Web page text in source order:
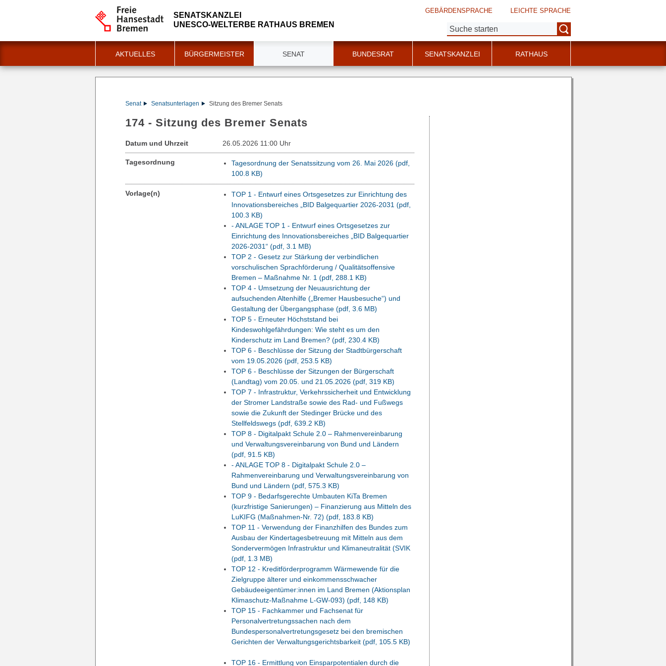
SENATSKANZLEI
UNESCO-WELTERBE RATHAUS BREMEN
GEBÄRDENSPRACHE LEICHTE SPRACHE
Suche:
AKTUELLES BÜRGERMEISTER SENAT BUNDESRAT SENATSKANZLEI RATHAUS
Senat Senatsunterlagen Sitzung des Bremer Senats
174 - Sitzung des Bremer Senats
Datum und Uhrzeit 26.05.2026 11:00 Uhr
Tagesordnung Tagesordnung der Senatssitzung vom 26. Mai 2026 (pdf,
100.8 KB)
Vorlage(n)
TOP 1 - Entwurf eines Ortsgesetzes zur Einrichtung des
Innovationsbereiches „BID Balgequartier 2026-2031 (pdf,
100.3 KB)
- ANLAGE TOP 1 - Entwurf eines Ortsgesetzes zur
Einrichtung des Innovationsbereiches „BID Balgequartier
2026-2031“ (pdf, 3.1 MB)
TOP 2 - Gesetz zur Stärkung der verbindlichen
vorschulischen Sprachförderung / Qualitätsoffensive
Bremen – Maßnahme Nr. 1 (pdf, 288.1 KB)
TOP 4 - Umsetzung der Neuausrichtung der
aufsuchenden Altenhilfe („Bremer Hausbesuche“) und
Gestaltung der Übergangsphase (pdf, 3.6 MB)
TOP 5 - Erneuter Höchststand bei
Kindeswohlgefährdungen: Wie steht es um den
Kinderschutz im Land Bremen? (pdf, 230.4 KB)
TOP 6 - Beschlüsse der Sitzung der Stadtbürgerschaft
vom 19.05.2026 (pdf, 253.5 KB)
TOP 6 - Beschlüsse der Sitzungen der Bürgerschaft
(Landtag) vom 20.05. und 21.05.2026 (pdf, 319 KB)
TOP 7 - Infrastruktur, Verkehrssicherheit und Entwicklung
der Stromer Landstraße sowie des Rad- und Fußwegs
sowie die Zukunft der Stedinger Brücke und des
Stellfeldswegs (pdf, 639.2 KB)
TOP 8 - Digitalpakt Schule 2.0 – Rahmenvereinbarung
und Verwaltungsvereinbarung von Bund und Ländern
(pdf, 91.5 KB)
- ANLAGE TOP 8 - Digitalpakt Schule 2.0 –
Rahmenvereinbarung und Verwaltungsvereinbarung von
Bund und Ländern (pdf, 575.3 KB)
TOP 9 - Bedarfsgerechte Umbauten KiTa Bremen
(kurzfristige Sanierungen) – Finanzierung aus Mitteln des
LuKIFG (Maßnahmen-Nr. 72) (pdf, 183.8 KB)
TOP 11 - Verwendung der Finanzhilfen des Bundes zum
Ausbau der Kindertagesbetreuung mit Mitteln aus dem
Sondervermögen Infrastruktur und Klimaneutralität (SVIK
(pdf, 1.3 MB)
TOP 12 - Kreditförderprogramm Wärmewende für die
Zielgruppe älterer und einkommensschwacher
Gebäudeeigentümer:innen im Land Bremen (Aktionsplan
Klimaschutz-Maßnahme L-GW-093) (pdf, 148 KB)
TOP 15 - Fachkammer und Fachsenat für
Personalvertretungssachen nach dem
Bundespersonalvertretungsgesetz bei den bremischen
Gerichten der Verwaltungsgerichtsbarkeit (pdf, 105.5 KB)
TOP 16 - Ermittlung von Einsparpotentialen durch die